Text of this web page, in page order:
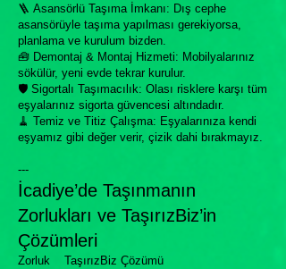
🪜 Asansörlü Taşıma İmkanı: Dış cephe
asansörüyle taşıma yapılması gerekiyorsa,
planlama ve kurulum bizden.
🧰 Demontaj & Montaj Hizmeti: Mobilyalarınız
sökülür, yeni evde tekrar kurulur.
🛡 Sigortalı Taşımacılık: Olası risklere karşı tüm
eşyalarınız sigorta güvencesi altındadır.
🧹 Temiz ve Titiz Çalışma: Eşyalarınıza kendi
eşyamız gibi değer verir, çizik dahi bırakmayız.
---
İcadiye’de Taşınmanın
Zorlukları ve TaşırızBiz’in
Çözümleri
Zorluk TaşırızBiz Çözümü